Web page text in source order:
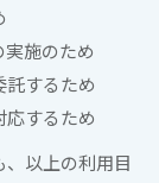
実施のため
託するため
応するため
以上の利用目